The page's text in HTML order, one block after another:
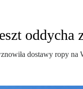
dostawy ropy